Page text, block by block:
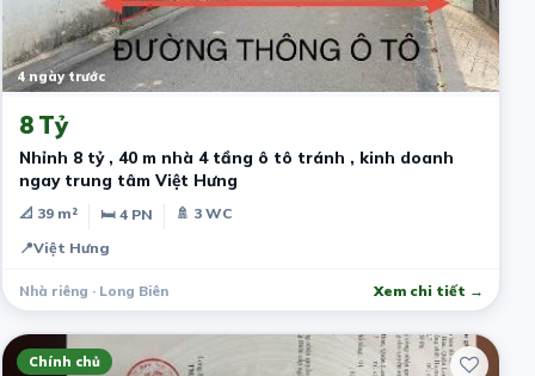
4 ngày trước
8 Tỷ
Nhỉnh 8 tỷ , 40 m nhà 4 tầng ô tô tránh , kinh doanh
ngay trung tâm Việt Hưng
📐 39 m² 🛏 4 PN
🚿 3 WC
📍Việt Hưng
Nhà riêng · Long Biên Xem chi tiết →
Chính chủ